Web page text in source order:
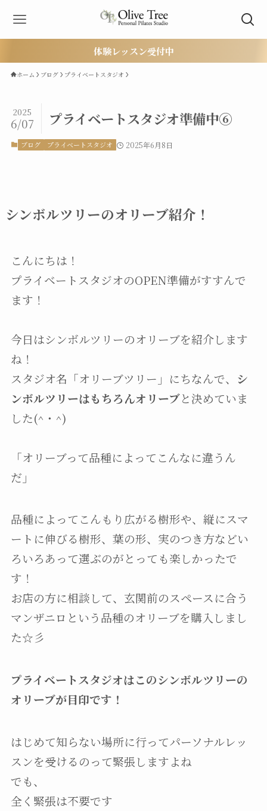
体験レッスン受付中
ホーム ブログ プライベートスタジオ
プライベートスタジオ準備中⑥
2025
6/07
ブログ プライベートスタジオ 2025年6月8日
シンボルツリーのオリーブ紹介！
こんにちは！
プライベートスタジオのOPEN準備がすすんで
ます！
今日はシンボルツリーのオリーブを紹介します
ね！
スタジオ名「オリーブツリー」にちなんで、 シ
ンボルツリーはもちろんオリーブと決めていま
した(^・^)
「オリーブって品種によってこんなに違うん
だ」
品種によってこんもり広がる樹形や、縦にスマ
ートに伸びる樹形、葉の形、実のつき方などい
ろいろあって選ぶのがとっても楽しかったで
す！
お店の方に相談して、玄関前のスペースに合う
マンザニロという品種のオリーブを購入しまし
た☆彡
プライベートスタジオはこのシンボルツリーの
オリーブが目印です！
はじめて知らない場所に行ってパーソナルレッ
スンを受けるのって緊張しますよね
でも、
全く緊張は不要です